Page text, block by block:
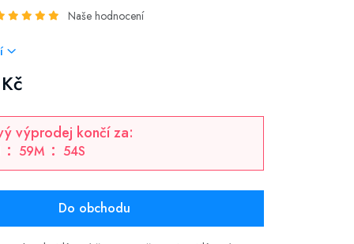
Naše hodnocení
výprodej končí za:
59M 53S
Do obchodu